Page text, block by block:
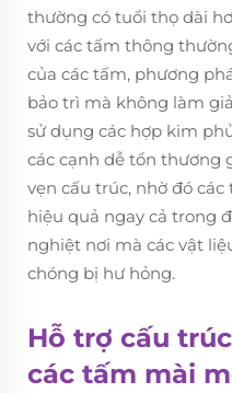
thường có tuổi thọ dài
với các tấm thông
của các tấm, phương
bảo trì mà không làm
sử dụng các hợp kim
các cạnh dễ tổn thương
vẹn cấu trúc, nhờ đó
hiệu quả ngay cả trong
nghiệt nơi mà các vật
chóng bị hư hỏng.
Hỗ trợ cấu
các tấm mài